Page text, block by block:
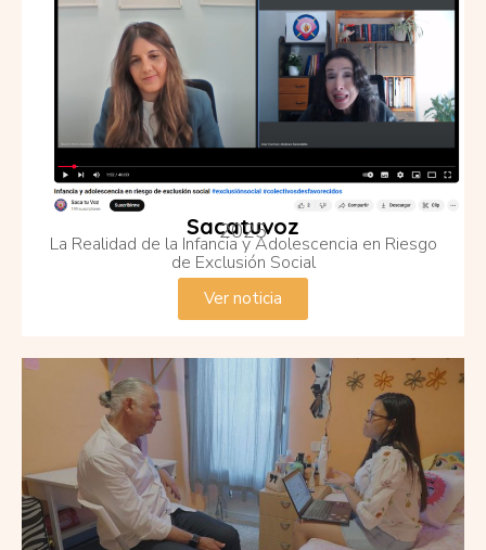
Sacatuvoz
2025
La Realidad de la Infancia y Adolescencia en Riesgo
de Exclusión Social
Ver noticia